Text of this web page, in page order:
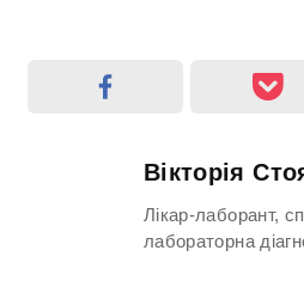
Вікторія
Лікар-лаборант,
лабораторна